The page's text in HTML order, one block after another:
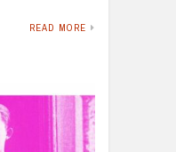
READ MORE